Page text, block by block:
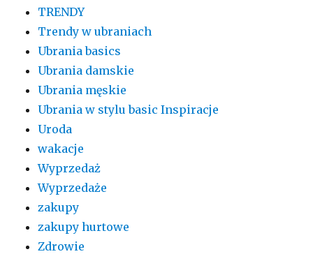
TRENDY
Trendy w ubraniach
Ubrania basics
Ubrania damskie
Ubrania męskie
Ubrania w stylu basic Inspiracje
Uroda
wakacje
Wyprzedaż
Wyprzedaże
zakupy
zakupy hurtowe
Zdrowie